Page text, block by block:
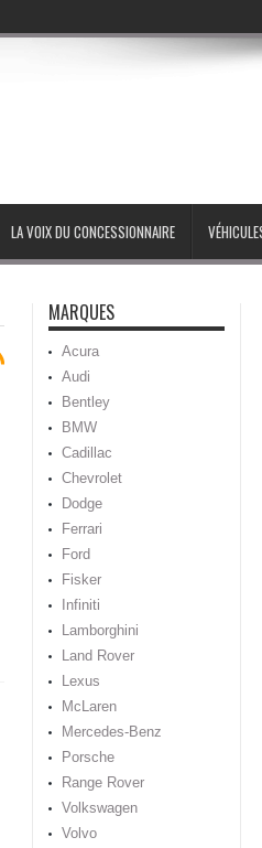
LA VOIX DU CONCESSIONNAIRE
MARQUES
Acura
Audi
Bentley
BMW
Cadillac
Chevrolet
Dodge
Ferrari
Ford
Fisker
Infiniti
Lamborghini
Land Rover
Lexus
McLaren
Mercedes-Benz
Porsche
Range Rover
Volkswagen
Volvo